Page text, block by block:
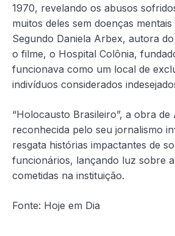
1970, revelando os abusos
muitos deles sem doenças mentais
Segundo Daniela Arbex, autora
o filme, o Hospital Colônia,
funcionava como um local de
indivíduos considerados
“Holocausto Brasileiro”, a obra de
reconhecida pelo seu jornalismo
resgata histórias impactantes de
funcionários, lançando luz sobre
cometidas na instituição.
Fonte: Hoje em Dia